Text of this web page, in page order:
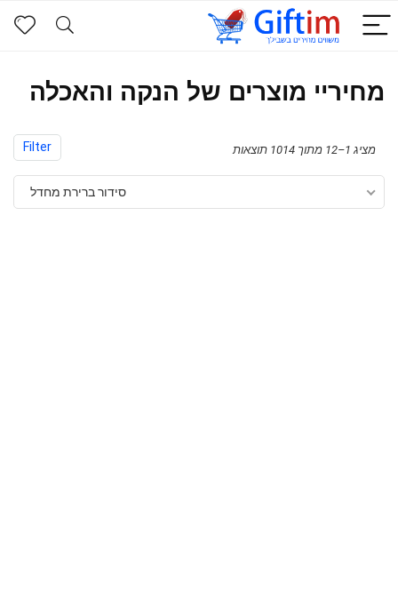
מחיריי מוצרים של הנקה והאכלה
Filter מציג 1–12 מתוך 1014 תוצאות
סידור ברירת מחדל